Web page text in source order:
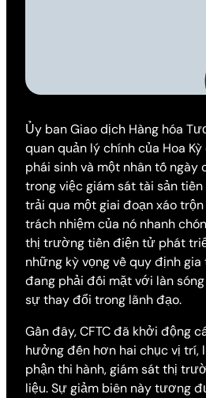
Ủy ban Giao dịch Hàng hóa
quan quản lý chính của Hoa
phái sinh và một nhân tố ngày
trong việc giám sát tài sản
trải qua một giai đoạn xáo
trách nhiệm của nó nhanh
thị trường tiền điện tử phát
những kỳ vọng về quy định
đang phải đối mặt với làn
sự thay đổi trong lãnh đạo.
Gần đây, CFTC đã khởi động
hưởng đến hơn hai chục vị trí,
phận thi hành, giám sát thị
liệu. Sự giảm biên này tương